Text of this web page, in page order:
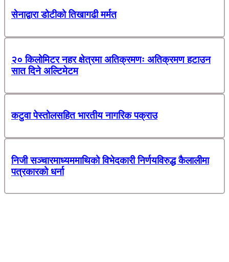
सेनाद्वारा डोटीको तिखागढी मर्मत
२० किलोमिटर नहर क्षेत्रमा अतिक्रमणः अतिक्रमण हटाउन
सात दिने अल्टिमेटम
कटुवा पेस्तोलसहित भारतीय नागरिक पक्राउ
निजी सञ्चारमाध्यममाथिको विभेदकारी निर्णयविरुद्ध कैलालीमा
पत्रकारको धर्ना